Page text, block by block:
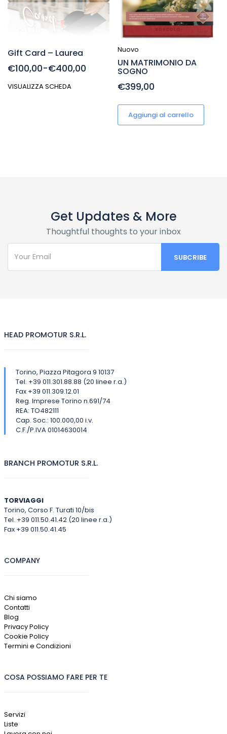
Gift Card – Laurea
€100,00-€400,00
VISUALIZZA SCHEDA
Nuovo
UN MATRIMONIO DA
SOGNO
€399,00
Aggiungi al carrello
Get Updates & More
Thoughtful thoughts to your inbox
HEAD PROMOTUR S.R.L.
Torino, Piazza Pitagora 9 10137
Tel. +39 011.301.88.88 (20 linee r.a.)
Fax +39 011.309.12.01
Reg. Imprese Torino n.691/74
REA: TO482111
Cap. Soc.: 100.000,00 i.v.
C.F./P.IVA 01014630014
BRANCH PROMOTUR S.R.L.
TORVIAGGI
Torino, Corso F. Turati 10/bis
Tel. +39 011.50.41.42 (20 linee r.a.)
Fax +39 011.50.41.45
COMPANY
Chi siamo
Contatti
Blog
Privacy Policy
Cookie Policy
Termini e Condizioni
COSA POSSIAMO FARE PER TE
Servizi
Liste